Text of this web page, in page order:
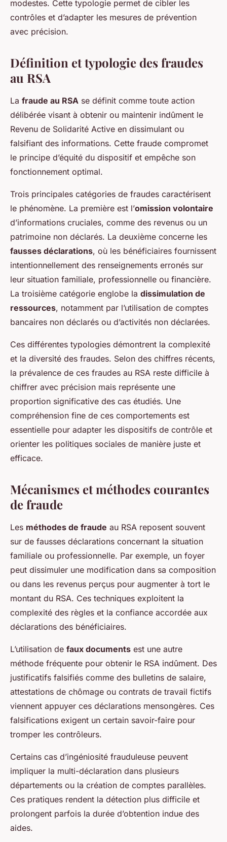
modestes. Cette typologie permet de cibler les
contrôles et d’adapter les mesures de prévention
avec précision.
Définition et typologie des fraudes
au RSA
La fraude au RSA se définit comme toute action
délibérée visant à obtenir ou maintenir indûment le
Revenu de Solidarité Active en dissimulant ou
falsifiant des informations. Cette fraude compromet
le principe d’équité du dispositif et empêche son
fonctionnement optimal.
Trois principales catégories de fraudes caractérisent
le phénomène. La première est l’omission volontaire
d’informations cruciales, comme des revenus ou un
patrimoine non déclarés. La deuxième concerne les
fausses déclarations, où les bénéficiaires fournissent
intentionnellement des renseignements erronés sur
leur situation familiale, professionnelle ou financière.
La troisième catégorie englobe la dissimulation de
ressources, notamment par l’utilisation de comptes
bancaires non déclarés ou d’activités non déclarées.
Ces différentes typologies démontrent la complexité
et la diversité des fraudes. Selon des chiffres récents,
la prévalence de ces fraudes au RSA reste difficile à
chiffrer avec précision mais représente une
proportion significative des cas étudiés. Une
compréhension fine de ces comportements est
essentielle pour adapter les dispositifs de contrôle et
orienter les politiques sociales de manière juste et
efficace.
Mécanismes et méthodes courantes
de fraude
Les méthodes de fraude au RSA reposent souvent
sur de fausses déclarations concernant la situation
familiale ou professionnelle. Par exemple, un foyer
peut dissimuler une modification dans sa composition
ou dans les revenus perçus pour augmenter à tort le
montant du RSA. Ces techniques exploitent la
complexité des règles et la confiance accordée aux
déclarations des bénéficiaires.
L’utilisation de faux documents est une autre
méthode fréquente pour obtenir le RSA indûment. Des
justificatifs falsifiés comme des bulletins de salaire,
attestations de chômage ou contrats de travail fictifs
viennent appuyer ces déclarations mensongères. Ces
falsifications exigent un certain savoir-faire pour
tromper les contrôleurs.
Certains cas d’ingéniosité frauduleuse peuvent
impliquer la multi-déclaration dans plusieurs
départements ou la création de comptes parallèles.
Ces pratiques rendent la détection plus difficile et
prolongent parfois la durée d’obtention indue des
aides.